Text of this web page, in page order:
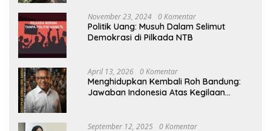
November 23, 2024 0 Komentar
Politik Uang: Musuh Dalam Selimut
Demokrasi di Pilkada NTB
April 13, 2026 0 Komentar
Menghidupkan Kembali Roh Bandung:
Jawaban Indonesia Atas Kegilaan
September 12, 2025 0 Komentar